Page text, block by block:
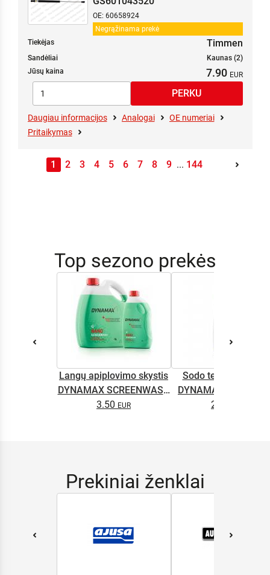
Negrąžinama prekė
OE: 60658924
Tiekėjas Timmen
Sandėliai
Kaunas (2)
Jūsų kaina
7.90
Daugiau informacijos Analogai
OE numeriai
Pritaikymas
1 2 3 4 5 6 7 8 9 ... 144
Top sezono prekės
Langų apiplovimo skystis
DYNAMAX SCREENWASH
NANO 4l
3.50
Sodo technikos
DYNAMAX M2T
2.65
Prekiniai ženklai